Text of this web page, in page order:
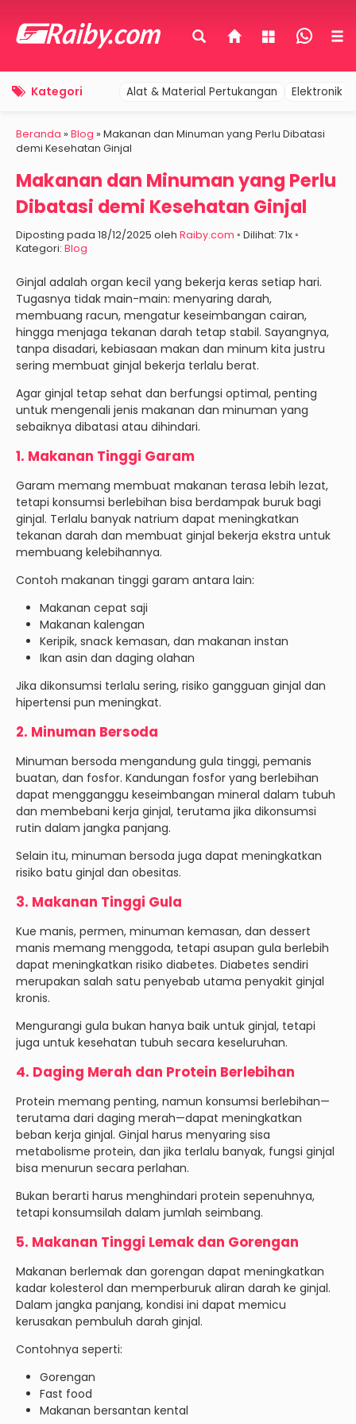
Kategori Alat & Material Pertukangan Elektronik
Beranda » Blog » Makanan dan Minuman yang Perlu Dibatasi
demi Kesehatan Ginjal
Makanan dan Minuman yang Perlu
Dibatasi demi Kesehatan Ginjal
Diposting pada 18/12/2025 oleh Raiby.com ◦ Dilihat: 71x ◦
Kategori: Blog
Ginjal adalah organ kecil yang bekerja keras setiap hari.
Tugasnya tidak main-main: menyaring darah,
membuang racun, mengatur keseimbangan cairan,
hingga menjaga tekanan darah tetap stabil. Sayangnya,
tanpa disadari, kebiasaan makan dan minum kita justru
sering membuat ginjal bekerja terlalu berat.
Agar ginjal tetap sehat dan berfungsi optimal, penting
untuk mengenali jenis makanan dan minuman yang
sebaiknya dibatasi atau dihindari.
1. Makanan Tinggi Garam
Garam memang membuat makanan terasa lebih lezat,
tetapi konsumsi berlebihan bisa berdampak buruk bagi
ginjal. Terlalu banyak natrium dapat meningkatkan
tekanan darah dan membuat ginjal bekerja ekstra untuk
membuang kelebihannya.
Contoh makanan tinggi garam antara lain:
Makanan cepat saji
Makanan kalengan
Keripik, snack kemasan, dan makanan instan
Ikan asin dan daging olahan
Jika dikonsumsi terlalu sering, risiko gangguan ginjal dan
hipertensi pun meningkat.
2. Minuman Bersoda
Minuman bersoda mengandung gula tinggi, pemanis
buatan, dan fosfor. Kandungan fosfor yang berlebihan
dapat mengganggu keseimbangan mineral dalam tubuh
dan membebani kerja ginjal, terutama jika dikonsumsi
rutin dalam jangka panjang.
Selain itu, minuman bersoda juga dapat meningkatkan
risiko batu ginjal dan obesitas.
3. Makanan Tinggi Gula
Kue manis, permen, minuman kemasan, dan dessert
manis memang menggoda, tetapi asupan gula berlebih
dapat meningkatkan risiko diabetes. Diabetes sendiri
merupakan salah satu penyebab utama penyakit ginjal
kronis.
Mengurangi gula bukan hanya baik untuk ginjal, tetapi
juga untuk kesehatan tubuh secara keseluruhan.
4. Daging Merah dan Protein Berlebihan
Protein memang penting, namun konsumsi berlebihan—
terutama dari daging merah—dapat meningkatkan
beban kerja ginjal. Ginjal harus menyaring sisa
metabolisme protein, dan jika terlalu banyak, fungsi ginjal
bisa menurun secara perlahan.
Bukan berarti harus menghindari protein sepenuhnya,
tetapi konsumsilah dalam jumlah seimbang.
5. Makanan Tinggi Lemak dan Gorengan
Makanan berlemak dan gorengan dapat meningkatkan
kadar kolesterol dan memperburuk aliran darah ke ginjal.
Dalam jangka panjang, kondisi ini dapat memicu
kerusakan pembuluh darah ginjal.
Contohnya seperti:
Gorengan
Fast food
Makanan bersantan kental